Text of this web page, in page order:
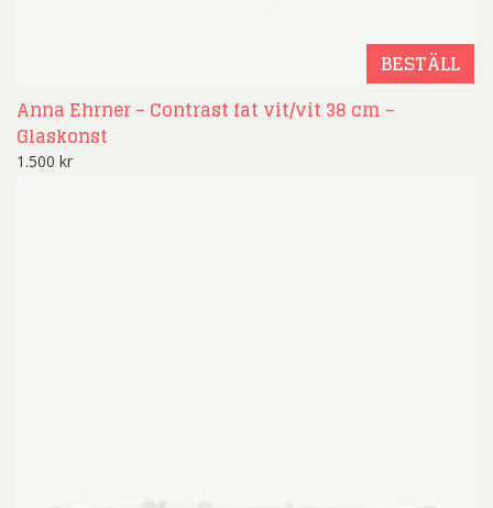
BESTÄLL
Anna Ehrner – Contrast fat vit/vit 38 cm –
Glaskonst
1.500 kr